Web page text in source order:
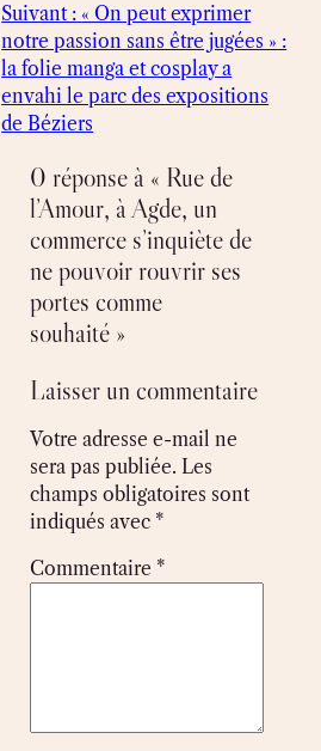
Suivant : « On peut exprimer
notre passion sans être jugées » :
la folie manga et cosplay a
envahi le parc des expositions
de Béziers
0 réponse à « Rue de
l’Amour, à Agde, un
commerce s’inquiète de
ne pouvoir rouvrir ses
portes comme
souhaité »
Laisser un commentaire
Votre adresse e-mail ne
sera pas publiée. Les
champs obligatoires sont
indiqués avec *
Commentaire *